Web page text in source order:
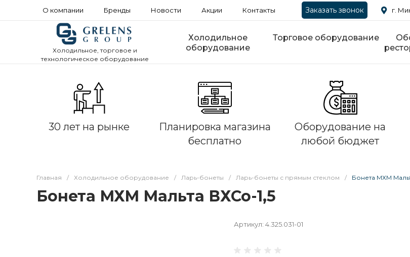
О компании Бренды Новости Акции Контакты Заказать звонок г.
Холодильное, торговое и
технологическое оборудование
Холодильное
оборудование
Торговое оборудование
30 лет на рынке
Планировка магазина
бесплатно
Оборудование на
любой бюджет
Главная / Холодильное оборудование / Ларь-бонеты / Ларь-бонеты с прямым стеклом / Бонета МХМ
Бонета МХМ Мальта ВХСо-1,5
Артикул: 4.325.031-01